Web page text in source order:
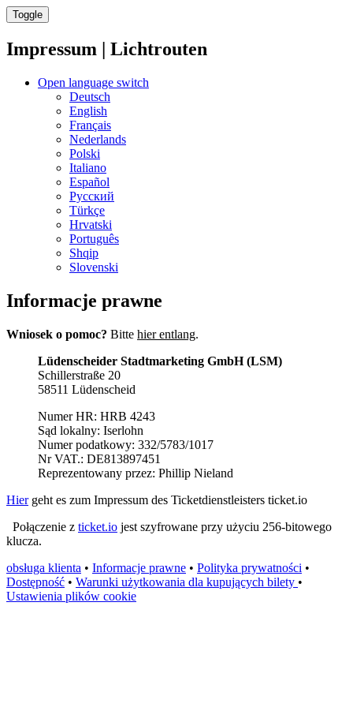
Toggle
Impressum | Lichtrouten
Open language switch
Deutsch
English
Français
Nederlands
Polski
Italiano
Español
Русский
Türkçe
Hrvatski
Português
Shqip
Slovenski
Informacje prawne
Wniosek o pomoc? Bitte hier entlang.
Lüdenscheider Stadtmarketing GmbH (LSM)
Schillerstraße 20
58511 Lüdenscheid
Numer HR: HRB 4243
Sąd lokalny: Iserlohn
Numer podatkowy: 332/5783/1017
Nr VAT.: DE813897451
Reprezentowany przez: Phillip Nieland
Hiergeht es zum Impressum des Ticketdienstleisters ticket.io
Połączenie z ticket.io jest szyfrowane przy użyciu 256-bitowego
klucza.
obsługa klienta • Informacje prawne • Polityka prywatności •
Dostępność • Warunki użytkowania dla kupujących bilety •
Ustawienia plików cookie